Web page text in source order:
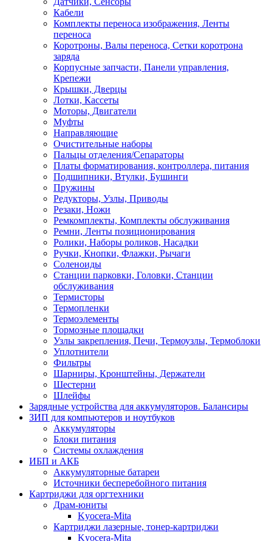
Кабели
Комплекты переноса изображения, Ленты
переноса
Коротроны, Валы переноса, Сетки коротрона
заряда
Корпусные запчасти, Панели управления,
Крепежи
Крышки, Дверцы
Лотки, Кассеты
Моторы, Двигатели
Муфты
Направляющие
Очистительные наборы
Пальцы отделения/Сепараторы
Платы форматирования, контроллера, питания
Подшипники, Втулки, Бушинги
Пружины
Редукторы, Узлы, Приводы
Резаки, Ножи
Ремкомплекты, Комплекты обслуживания
Ремни, Ленты позиционирования
Ролики, Наборы роликов, Насадки
Ручки, Кнопки, Флажки, Рычаги
Соленоиды
Станции парковки, Головки, Станции
обслуживания
Термисторы
Термопленки
Термоэлементы
Тормозные площадки
Узлы закрепления, Печи, Термоузлы, Термоблоки
Уплотнители
Фильтры
Шарниры, Кронштейны, Держатели
Шестерни
Шлейфы
Зарядные устройства для аккумуляторов. Балансиры
ЗИП для компьютеров и ноутбуков
Аккумуляторы
Блоки питания
Системы охлаждения
ИБП и АКБ
Аккумуляторные батареи
Источники бесперебойного питания
Картриджи для оргтехники
Драм-юниты
Kyocera-Mita
Картриджи лазерные, тонер-картриджи
Kyocera-Mita